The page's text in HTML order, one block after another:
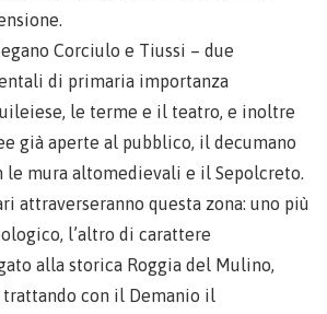
Corciulo e Tiussi – due
di primaria importanza
le terme e il teatro, e inoltre
già aperte al pubblico, il decumano
le mura altomedievali e il Sepolcreto.
attraverseranno questa zona: uno più
l’altro di carattere
alla storica Roggia del Mulino,
con il Demanio il